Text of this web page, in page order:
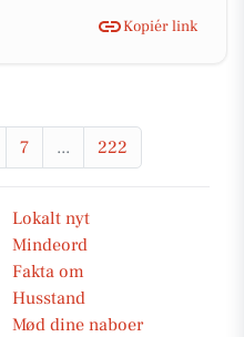
Kopiér link
7 ... 222
Lokalt nyt
Mindeord
Fakta om
Husstand
Mød dine naboer